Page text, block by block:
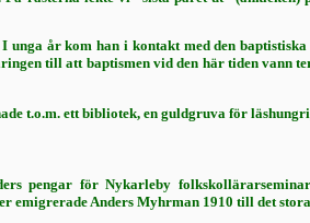
år kom han i kontakt med den
till att baptismen vid den här tiden vann
t.o.m. ett bibliotek, en guldgruva för
pengar för Nykarleby
emi­grerade Anders Myhrman 1910 till det